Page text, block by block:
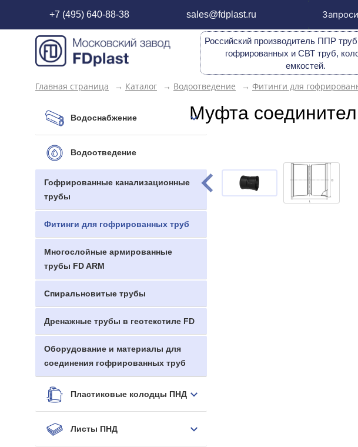
+7 (495) 640-88-38 sales@fdplast.ru
Российский производитель ППР
гофрированных и СВТ труб,
емкостей.
Главная страница → Каталог → Водоотведение → Фитинги для
Водоснабжение
Водоотведение
Гофрированные канализационные
трубы
Фитинги для гофрированных труб
Многослойные армированные
трубы FD ARM
Спиральновитые трубы
Дренажные трубы в геотекстиле FD
Оборудование и материалы для
соединения гофрированных труб
Пластиковые колодцы ПНД
Листы ПНД
Муфта